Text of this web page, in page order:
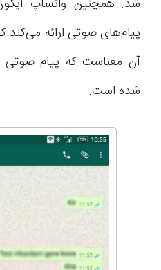
شد. همچنین واتساپ
پیام‌های صوتی ارائه می‌کند
آن معناست که پیام
شده است.